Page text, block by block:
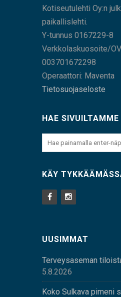
Kotiseutulehti Oy:n
paikallislehti.
Y-tunnus 0167229-8
Verkkolaskuosoite/
003701672298
Operaattori: Maventa
Tietosuojaseloste
HAE SIVUILTAMME
KÄY
UUSIMMAT
Terveysaseman
5.8.2026
Koko Sulkava pimeni